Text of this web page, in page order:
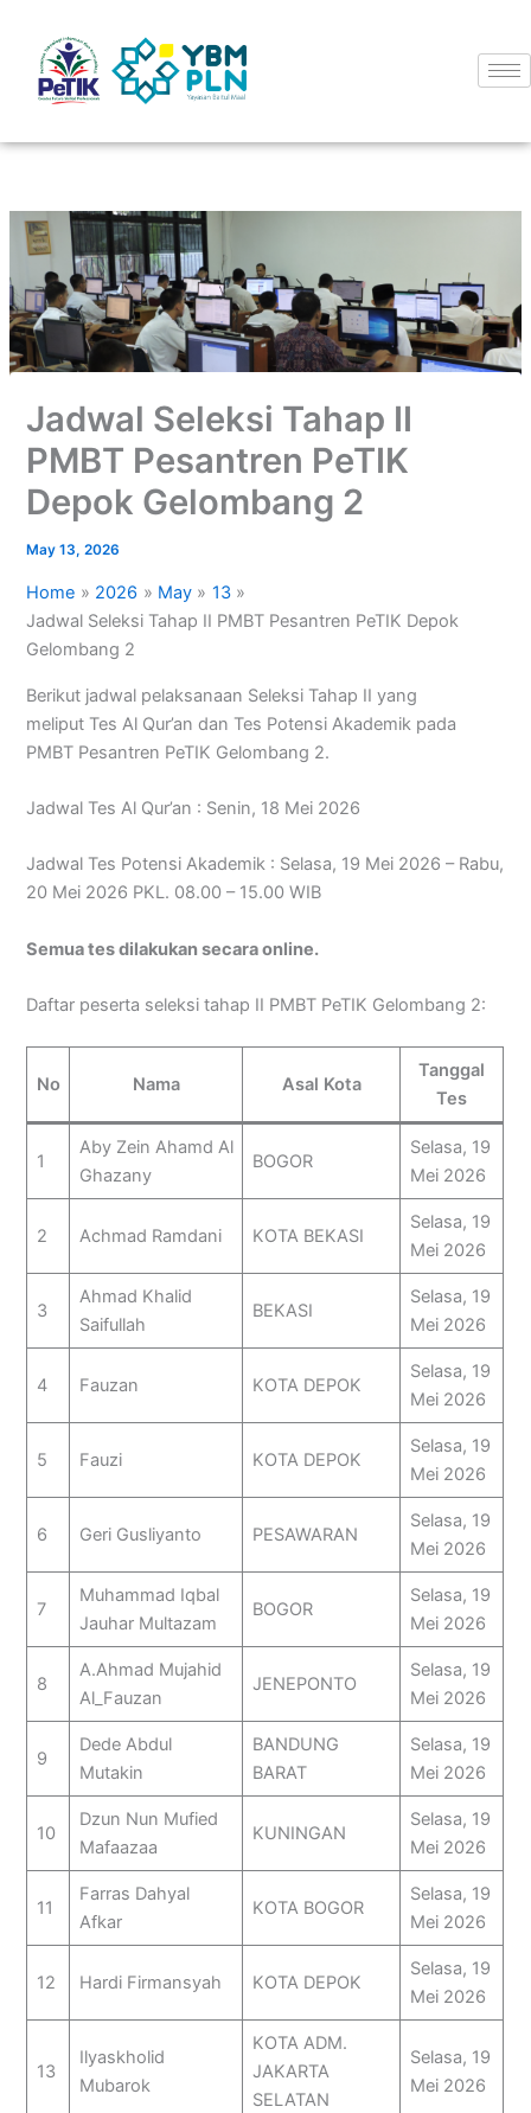
content
Jadwal Seleksi Tahap II
PMBT Pesantren PeTIK
Depok Gelombang 2
May 13, 2026
Home 2026 May
13
Jadwal Seleksi Tahap II PMBT Pesantren PeTIK Depok
Gelombang 2
Berikut jadwal pelaksanaan Seleksi Tahap II yang
meliput Tes Al Qur’an dan Tes Potensi Akademik pada
PMBT Pesantren PeTIK Gelombang 2.
Jadwal Tes Al Qur’an : Senin, 18 Mei 2026
Jadwal Tes Potensi Akademik : Selasa, 19 Mei 2026 – Rabu,
20 Mei 2026 PKL. 08.00 – 15.00 WIB
Semua tes dilakukan secara online.
Daftar peserta seleksi tahap II PMBT PeTIK Gelombang 2:
No Nama Asal Kota
Tanggal
Tes
1
Aby Zein Ahamd Al
Ghazany
BOGOR
Selasa, 19
Mei 2026
2 Achmad Ramdani KOTA BEKASI
Selasa, 19
Mei 2026
3
Ahmad Khalid
Saifullah
BEKASI
Selasa, 19
Mei 2026
4 Fauzan KOTA DEPOK
Selasa, 19
Mei 2026
5 Fauzi KOTA DEPOK
Selasa, 19
Mei 2026
6 Geri Gusliyanto PESAWARAN
Selasa, 19
Mei 2026
7
Muhammad Iqbal
Jauhar Multazam
BOGOR
Selasa, 19
Mei 2026
8
A.Ahmad Mujahid
Al_Fauzan
JENEPONTO
Selasa, 19
Mei 2026
9
Dede Abdul
Mutakin
BANDUNG
BARAT
Selasa, 19
Mei 2026
10
Dzun Nun Mufied
Mafaazaa
KUNINGAN
Selasa, 19
Mei 2026
11
Farras Dahyal
Afkar
KOTA BOGOR
Selasa, 19
Mei 2026
12 Hardi Firmansyah KOTA DEPOK
Selasa, 19
Mei 2026
13
Ilyaskholid
Mubarok
KOTA ADM.
JAKARTA
SELATAN
Selasa, 19
Mei 2026